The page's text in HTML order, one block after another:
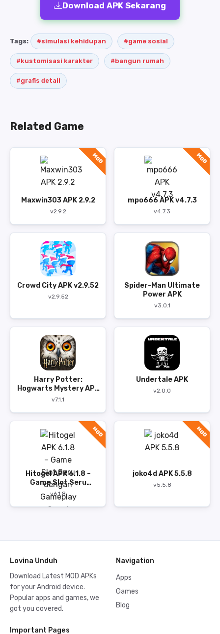
Download APK Sekarang
Tags: #simulasi kehidupan #game sosial
#kustomisasi karakter #bangun rumah
#grafis detail
Related Game
MOD
Maxwin303 APK 2.9.2
v2.9.2
MOD
mpo666 APK v4.7.3
v4.7.3
Crowd City APK v2.9.52
v2.9.52
Spider-Man Ultimate
Power APK
v3.0.1
Harry Potter:
Hogwarts Mystery APK
v7.1.1
v7.1.1
Undertale APK
v2.0.0
MOD
Hitogel APK 6.1.8 –
Game Slot Seru
dengan Gameplay
Cepat
v6.1.8
MOD
joko4d APK 5.5.8
v5.5.8
Lovina Unduh
Download Latest MOD APKs
for your Android device.
Popular apps and games, we
got you covered.
Navigation
Apps
Games
Blog
Important Pages